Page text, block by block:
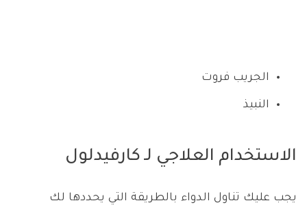
الجريب فروت
النبيذ
الاستخدام العلاجي لـ كارفيدلول
يجب عليك تناول الدواء بالطريقة التي يحددها لك